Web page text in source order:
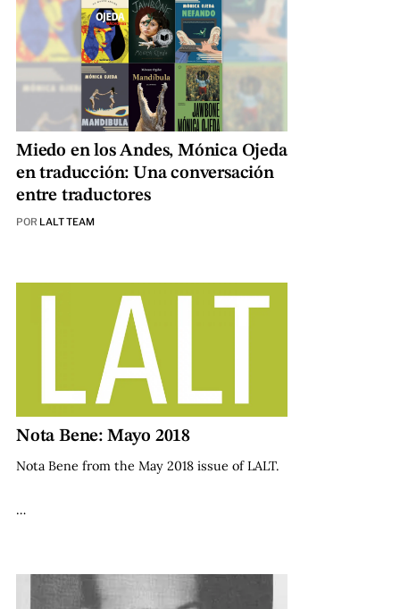
Miedo en los Andes, Mónica Ojeda
en traducción: Una conversación
entre traductores
POR LALT TEAM
Nota Bene: Mayo 2018
Nota Bene from the May 2018 issue of LALT.
…